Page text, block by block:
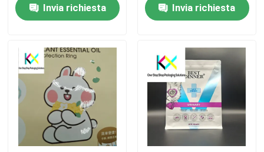
Casa.
Prodotti
Video
Invia richiesta
Invia richiesta